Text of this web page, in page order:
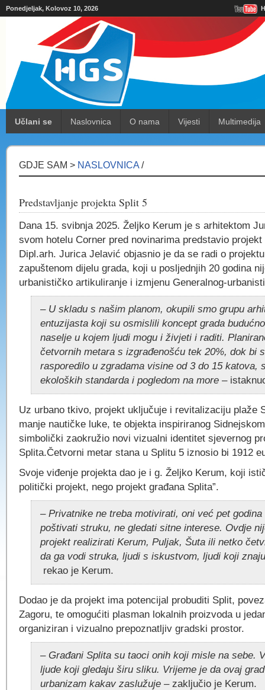
Ponedjeljak, Kolovoz 10, 2026
Učlani se Naslovnica O nama Vijesti Multimedija
GDJE SAM > NASLOVNICA /
Predstavljanje projekta Split 5
Dana 15. svibnja 2025. Željko Kerum je s arhitektom
svom hotelu Corner pred novinarima predstavio projekt
Dipl.arh. Jurica Jelavić objasnio je da se radi o
zapuštenom dijelu grada, koji u posljednjih 20 godina
urbanističko artikuliranje i izmjenu Generalnog-
– U skladu s našim planom, okupili smo grupu
entuzijasta koji su osmislili koncept grada
naselje u kojem ljudi mogu i živjeti i raditi.
četvornih metara s izgrađenošću tek 20%, dok bi
rasporedilo u zgradama visine od 3 do 15 katova,
ekoloških standarda i pogledom na more –
Uz urbano tkivo, projekt uključuje i revitalizaciju plaže
manje nautičke luke, te objekta inspiriranog
simbolički zaokružio novi vizualni identitet sjevernog
Splita.Četvorni metar stana u Splitu 5 iznosio bi 1912
Svoje viđenje projekta dao je i g. Željko Kerum, koji
politički projekt, nego projekt građana Splita”.
– Privatnike ne treba motivirati, oni već pet
poštivati struku, ne gledati sitne interese. Ovdje
projekt realizirati Kerum, Puljak, Šuta ili netko
da ga vodi struka, ljudi s iskustvom, ljudi koji
rekao je Kerum.
Dodao je da projekt ima potencijal probuditi Split,
Zagoru, te omogućiti plasman lokalnih proizvoda u
organiziran i vizualno prepoznatljiv gradski prostor.
– Građani Splita su taoci onih koji misle na sebe.
ljude koji gledaju širu sliku. Vrijeme je da ovaj
urbanizam kakav zaslužuje –zaključio je Kerum.